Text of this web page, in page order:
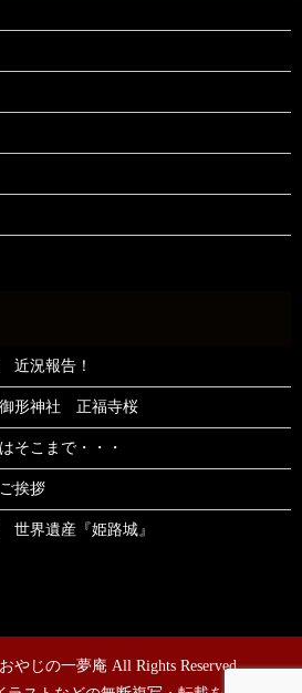
近況報告！
形神社 正福寺桜
そこまで・・・
挨拶
世界遺産『姫路城』
やじの一夢庵 All Rights Reserved.